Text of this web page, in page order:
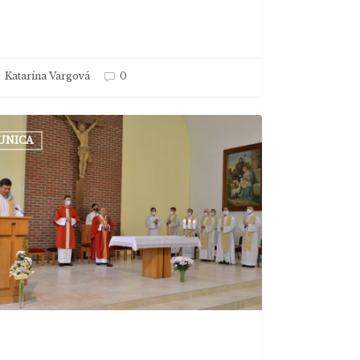
Katarína Vargová 0